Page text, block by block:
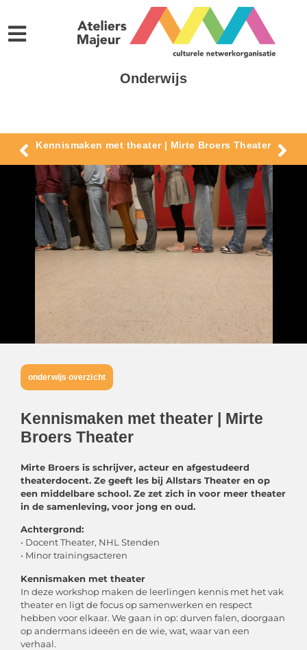
Onderwijs
Kennismaken met theater | Mirte Broers Theater
onderwijs overzicht
Kennismaken met theater | Mirte
Broers Theater
Mirte Broers is schrijver, acteur en afgestudeerd
theaterdocent. Ze geeft les bij Allstars Theater en op
een middelbare school. Ze zet zich in voor meer theater
in de samenleving, voor jong en oud.
Achtergrond:
• Docent Theater, NHL Stenden
• Minor trainingsacteren
Kennismaken met theater
In deze workshop maken de leerlingen kennis met het vak
theater en ligt de focus op samenwerken en respect
hebben voor elkaar. We gaan in op: durven falen, doorgaan
op andermans ideeën en de wie, wat, waar van een
verhaal.